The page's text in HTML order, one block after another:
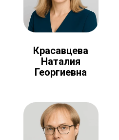
Красавцева
Наталия
Георгиевна